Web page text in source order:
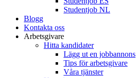
Studentjob NL
Blogg
Kontakta oss
Arbetsgivare
Hitta kandidater
Lägg ut en jobbannons
Tips för arbetsgivare
Våra tjänster